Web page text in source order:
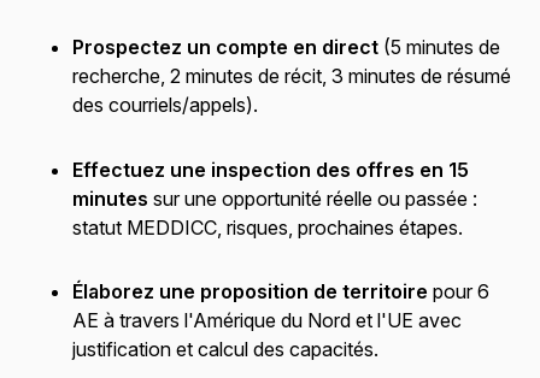
Prospectez un compte en direct (5 minutes de
recherche, 2 minutes de récit, 3 minutes de résumé
des courriels/appels).
Effectuez une inspection des offres en 15
minutes sur une opportunité réelle ou passée :
statut MEDDICC, risques, prochaines étapes.
Élaborez une proposition de territoire pour 6
AE à travers l'Amérique du Nord et l'UE avec
justification et calcul des capacités.